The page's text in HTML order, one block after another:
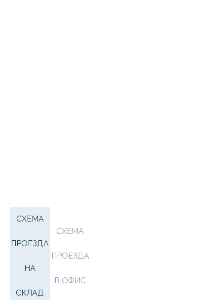
СХЕМА
ПРОЕЗДА
НА
СКЛАД
СХЕМА
ПРОЕЗДА
В ОФИС